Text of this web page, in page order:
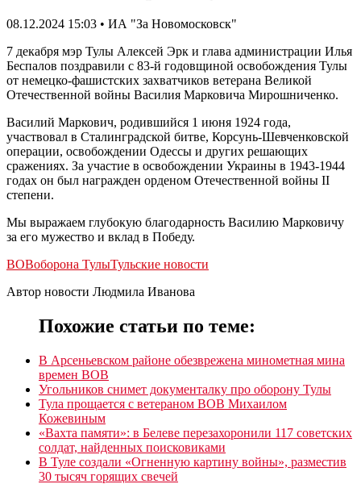
08.12.2024 15:03 • ИА "За Новомосковск"
7 декабря мэр Тулы Алексей Эрк и глава администрации Илья
Беспалов поздравили с 83-й годовщиной освобождения Тулы
от немецко-фашистских захватчиков ветерана Великой
Отечественной войны Василия Марковича Мирошниченко.
Василий Маркович, родившийся 1 июня 1924 года,
участвовал в Сталинградской битве, Корсунь-Шевченковской
операции, освобождении Одессы и других решающих
сражениях. За участие в освобождении Украины в 1943-1944
годах он был награжден орденом Отечественной войны II
степени.
Мы выражаем глубокую благодарность Василию Марковичу
за его мужество и вклад в Победу.
ВОВоборона ТулыТульские новости
Автор новости Людмила Иванова
Похожие статьи по теме:
В Арсеньевском районе обезврежена минометная мина
времен ВОВ
Угольников снимет документалку про оборону Тулы
Тула прощается с ветераном ВОВ Михаилом
Кожевиным
«Вахта памяти»: в Белеве перезахоронили 117 советских
солдат, найденных поисковиками
В Туле создали «Огненную картину войны», разместив
30 тысяч горящих свечей